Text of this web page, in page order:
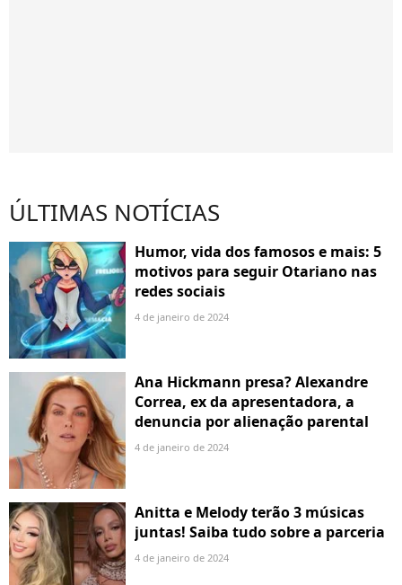
ÚLTIMAS NOTÍCIAS
Humor, vida dos famosos e mais: 5
motivos para seguir Otariano nas
redes sociais
4 de janeiro de 2024
Ana Hickmann presa? Alexandre
Correa, ex da apresentadora, a
denuncia por alienação parental
4 de janeiro de 2024
Anitta e Melody terão 3 músicas
juntas! Saiba tudo sobre a parceria
4 de janeiro de 2024